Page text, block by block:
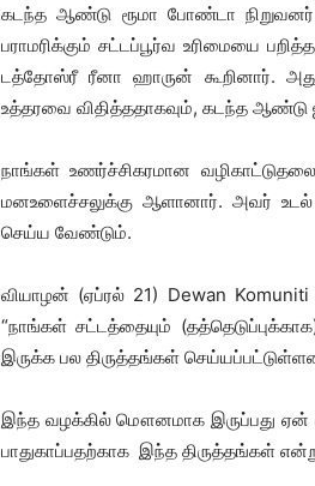
கடந்த ஆண்டு ரூமா போண்டா நிறுவனர்
பராமரிக்கும் சட்டப்பூர்வ உரிமையை
டத்தோஸ்ரீ ரீனா ஹாருன் கூறினார்.
உத்தரவை விதித்ததாகவும், கடந்த ஆண்டு
நாங்கள் உணர்ச்சிகரமான
மனஉளைச்சலுக்கு ஆளானார். அவர் உடல்
செய்ய வேண்டும்.
வியாழன் (ஏப்ரல் 21) Dewan Komuniti
“நாங்கள் சட்டத்தையும்
இருக்க பல திருத்தங்கள்
இந்த வழக்கில் மௌனமாக இருப்பது ஏன்
பாதுகாப்பதற்காக இந்த திருத்தங்கள்